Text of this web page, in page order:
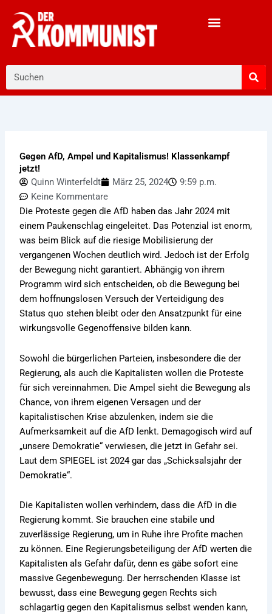
Inhalt
springen
Gegen AfD, Ampel und Kapitalismus! Klassenkampf
jetzt!
Quinn Winterfeldt
März 25, 2024
9:59 p.m.
Keine Kommentare
Die Proteste gegen die AfD haben das Jahr 2024 mit
einem Paukenschlag eingeleitet. Das Potenzial ist enorm,
was beim Blick auf die riesige Mobilisierung der
vergangenen Wochen deutlich wird. Jedoch ist der Erfolg
der Bewegung nicht garantiert. Abhängig von ihrem
Programm wird sich entscheiden, ob die Bewegung bei
dem hoffnungslosen Versuch der Verteidigung des
Status quo stehen bleibt oder den Ansatzpunkt für eine
wirkungsvolle Gegenoffensive bilden kann.
Sowohl die bürgerlichen Parteien, insbesondere die der
Regierung, als auch die Kapitalisten wollen die Proteste
für sich vereinnahmen. Die Ampel sieht die Bewegung als
Chance, von ihrem eigenen Versagen und der
kapitalistischen Krise abzulenken, indem sie die
Aufmerksamkeit auf die AfD lenkt. Demagogisch wird auf
„unsere Demokratie“ verwiesen, die jetzt in Gefahr sei.
Laut dem SPIEGEL ist 2024 gar das „Schicksalsjahr der
Demokratie“.
Die Kapitalisten wollen verhindern, dass die AfD in die
Regierung kommt. Sie brauchen eine stabile und
zuverlässige Regierung, um in Ruhe ihre Profite machen
zu können. Eine Regierungsbeteiligung der AfD werten die
Kapitalisten als Gefahr dafür, denn es gäbe sofort eine
massive Gegenbewegung. Der herrschenden Klasse ist
bewusst, dass eine Bewegung gegen Rechts sich
schlagartig gegen den Kapitalismus selbst wenden kann,